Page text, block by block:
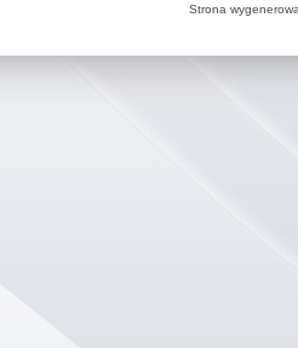
Strona